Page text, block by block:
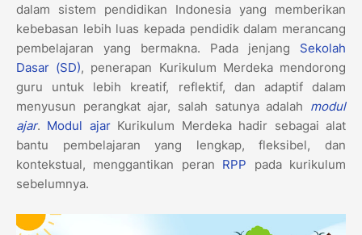
dalam sistem pendidikan Indonesia yang memberikan
kebebasan lebih luas kepada pendidik dalam merancang
pembelajaran yang bermakna. Pada jenjang Sekolah
Dasar (SD), penerapan Kurikulum Merdeka mendorong
guru untuk lebih kreatif, reflektif, dan adaptif dalam
menyusun perangkat ajar, salah satunya adalah modul
ajar. Modul ajarKurikulum Merdeka hadir sebagai alat
bantu pembelajaran yang lengkap, fleksibel, dan
kontekstual, menggantikan peran RPP pada kurikulum
sebelumnya.